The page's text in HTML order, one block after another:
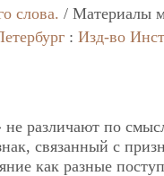
слова. / Материалы
: Изд-во
не различают по
связанный с
как разные